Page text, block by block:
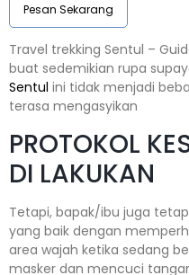
Pesan Sekarang
Travel trekking Sentul –
buat sedemikian rupa
Sentul ini tidak menjadi
terasa mengasyikan
PROTOKOL
DI LAKUKAN
Tetapi, bapak/ibu juga
yang baik dengan
area wajah ketika sedang
masker dan mencuci